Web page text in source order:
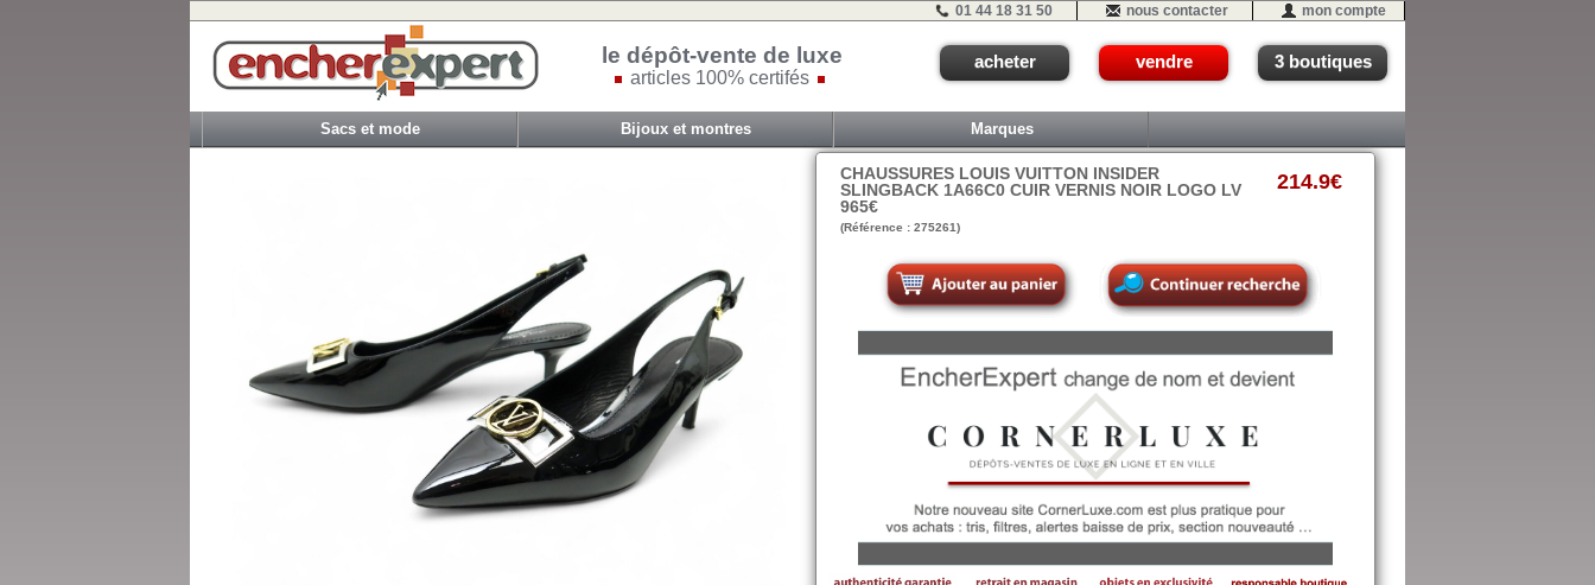
01 44 18 31 50 nous contacter mon compte
le dépôt-vente de luxe
articles 100% certifés
acheter vendre 3 boutiques
Sacs et mode Bijoux et montres Marques
CHAUSSURES LOUIS VUITTON INSIDER
SLINGBACK 1A66C0 CUIR VERNIS NOIR LOGO LV
965€
(Référence : 275261)
214.9€